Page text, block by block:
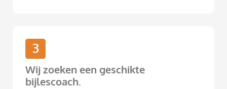
3
Wij zoeken een geschikte
bijlescoach.